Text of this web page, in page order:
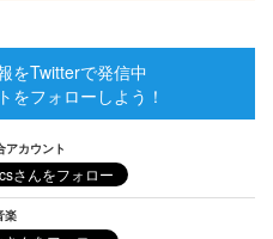
をTwitterで発信中
をフォローしよう！
アカウント
楽